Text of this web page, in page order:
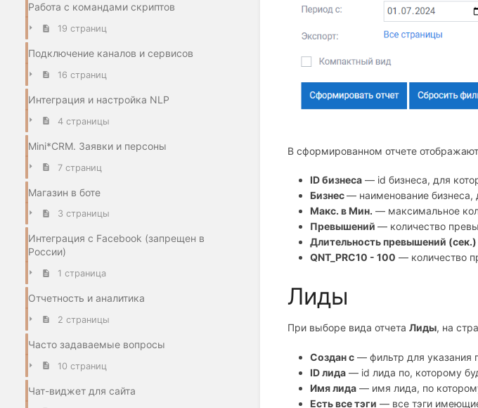
Работа с командами скриптов
19 страниц
Подключение каналов и сервисов
16 страниц
Интеграция и настройка NLP
4 страницы
Mini*CRM. Заявки и персоны
7 страниц
Магазин в боте
3 страницы
Интеграция с Facebook (запрещен в
России)
1 страница
Отчетность и аналитика
2 страницы
Часто задаваемые вопросы
10 страниц
Чат-виджет для сайта
В сформированном отчете
ID бизнеса — id бизнеса, для
Бизнес— наименование бизнеса,
Макс. в Мин. — максимальное
Превышений — количество
Длительность превышений (сек.)
QNT_PRC10 - 100 — количество
Лиды
При выборе вида отчета Лиды, на
Создан с — фильтр для указания
ID лида — id лида по, которому
Имя лида — имя лида, по
Есть все тэги — все тэги